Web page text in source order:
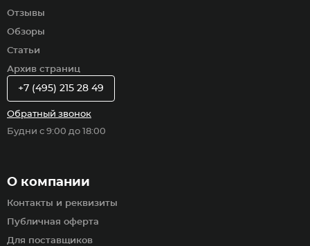
Отзывы
Обзоры
Статьи
Архив страниц
О компании
Контакты и реквизиты
Публичная оферта
Для поставщиков
+7 (495) 215 28 49
Обратный звонок
Будни с 9:00 до 18:00